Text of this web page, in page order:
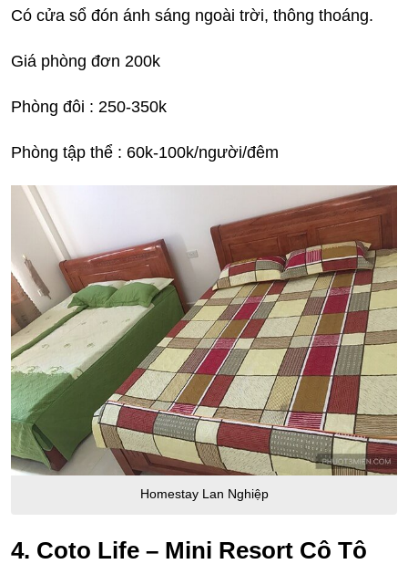
Có cửa sổ đón ánh sáng ngoài trời, thông thoáng.
Giá phòng đơn 200k
Phòng đôi : 250-350k
Phòng tập thể : 60k-100k/người/đêm
Homestay Lan Nghiệp
4. Coto Life – Mini Resort Cô Tô